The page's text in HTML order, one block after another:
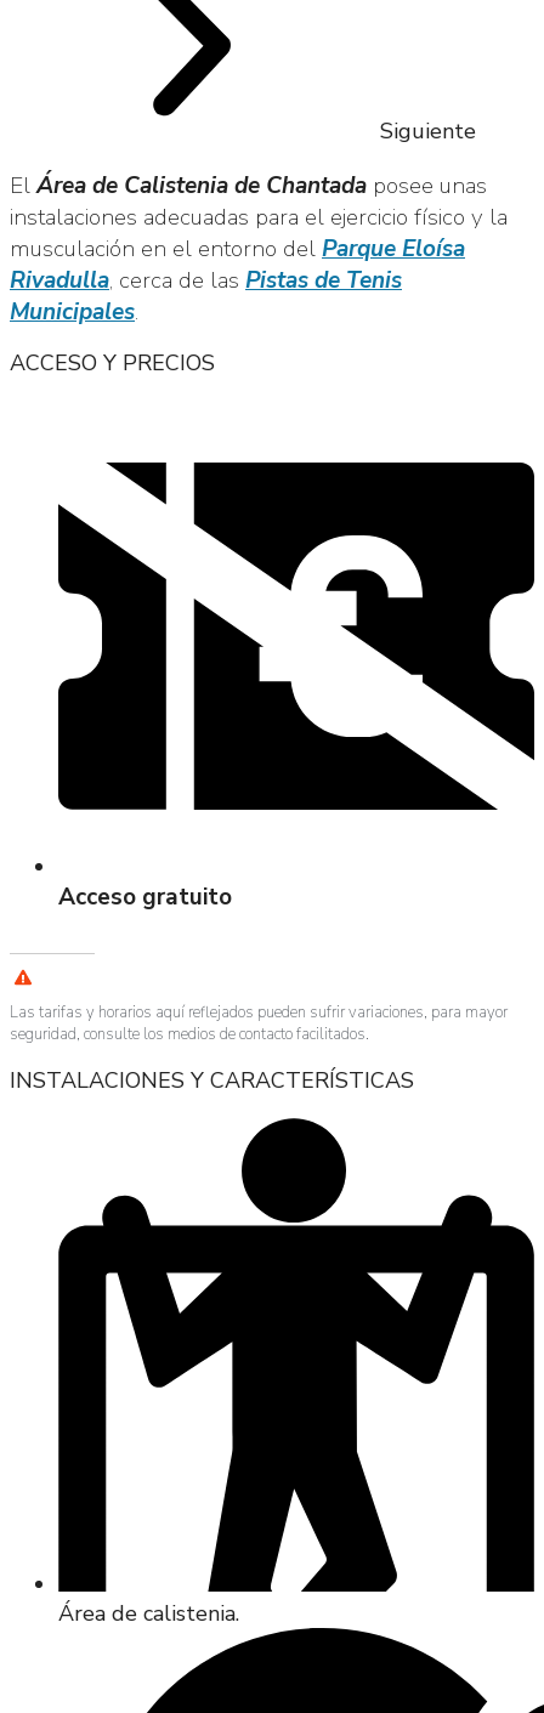
Siguiente
ElÁrea de Calistenia de Chantada posee unas
instalaciones adecuadas para el ejercicio físico y la
musculación en el entorno delParque Eloísa
Rivadulla, cerca de las Pistas de Tenis
Municipales.
ACCESO Y PRECIOS
Acceso gratuito
Las tarifas y horarios aquí reflejados pueden sufrir variaciones, para mayor
seguridad, consulte los medios de contacto facilitados.
INSTALACIONES Y CARACTERÍSTICAS
Área de calistenia.